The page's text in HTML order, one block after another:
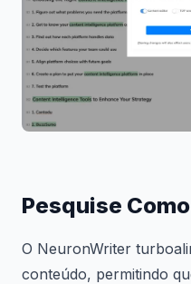
Pesquise
O NeuronWriter
conteúdo, permitindo